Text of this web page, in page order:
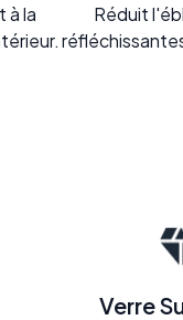
à la
Réduit
Verre